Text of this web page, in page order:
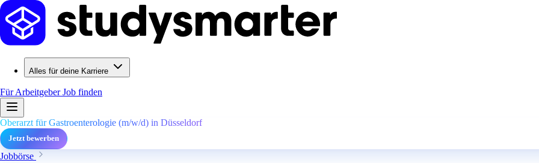
Alles für deine Karriere
Für ArbeitgeberJob finden
Oberarzt für Gastroenterologie (m/w/d) in Düsseldorf
Jetzt bewerben
Jobbörse